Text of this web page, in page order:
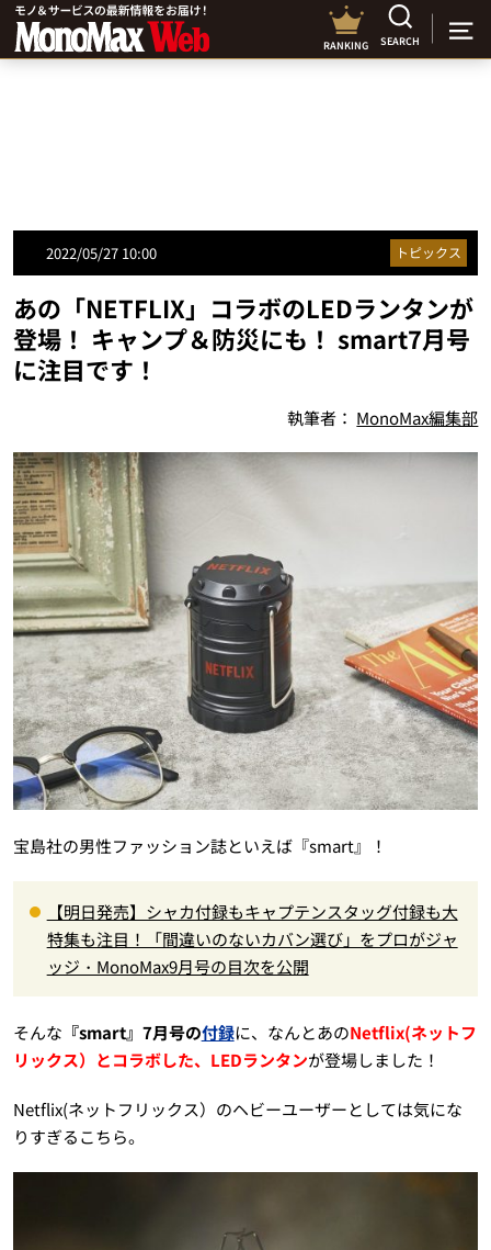
RANKING SEARCH
2022/05/27 10:00 トピックス
あの「NETFLIX」コラボのLEDランタンが
登場！ キャンプ＆防災にも！ smart7月号
に注目です！
執筆者： MonoMax編集部
宝島社の男性ファッション誌といえば『smart』！
【明日発売】シャカ付録もキャプテンスタッグ付録も大
特集も注目！「間違いのないカバン選び」をプロがジャ
ッジ・MonoMax9月号の目次を公開
そんな 『smart』7月号の付録に、なんとあのNetflix(ネットフ
リックス）とコラボした、LEDランタンが登場しました！
Netflix(ネットフリックス）のヘビーユーザーとしては気にな
りすぎるこちら。